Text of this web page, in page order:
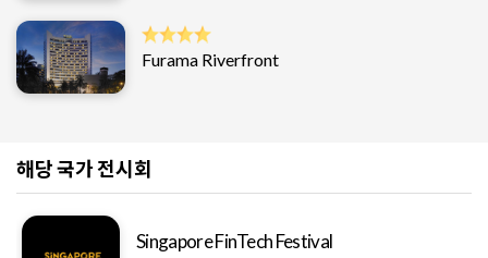
Furama Riverfront
해당 국가 전시회
Singapore FinTech Festival